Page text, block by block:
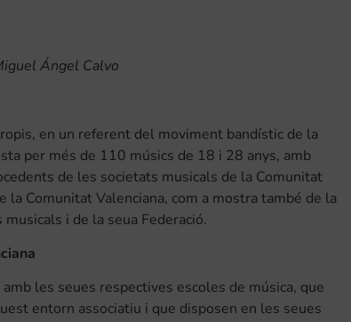
Ángel Calvo
en un referent del moviment bandístic de la
per més de 110 músics de 18 i 28 anys, amb
de les societats musicals de la Comunitat
Comunitat Valenciana, com a mostra també de la
i de la seua Federació.
les seues respectives escoles de música, que
entorn associatiu i que disposen en les seues